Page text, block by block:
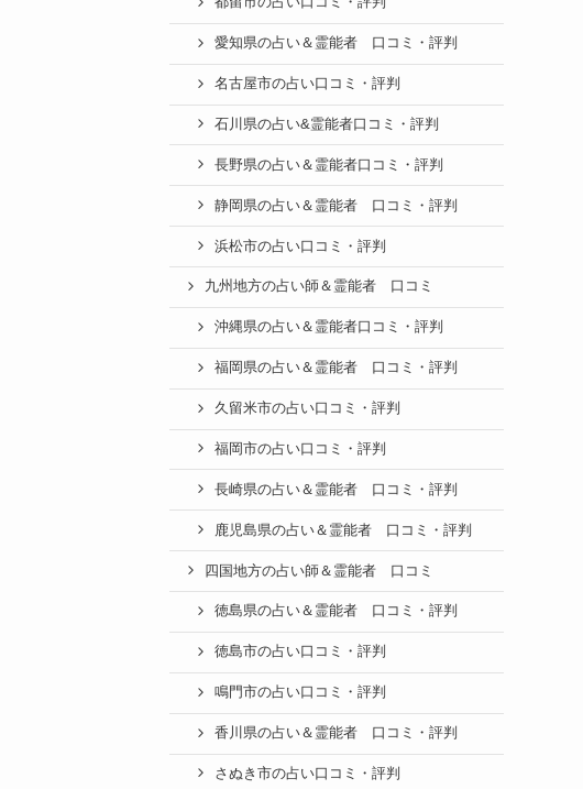
愛知県の占い＆霊能者 口コミ・評判
名古屋市の占い口コミ・評判
石川県の占い&霊能者口コミ・評判
長野県の占い＆霊能者口コミ・評判
静岡県の占い＆霊能者 口コミ・評判
浜松市の占い口コミ・評判
九州地方の占い師＆霊能者 口コミ
沖縄県の占い＆霊能者口コミ・評判
福岡県の占い＆霊能者 口コミ・評判
久留米市の占い口コミ・評判
福岡市の占い口コミ・評判
長崎県の占い＆霊能者 口コミ・評判
鹿児島県の占い＆霊能者 口コミ・評判
四国地方の占い師＆霊能者 口コミ
徳島県の占い＆霊能者 口コミ・評判
徳島市の占い口コミ・評判
鳴門市の占い口コミ・評判
香川県の占い＆霊能者 口コミ・評判
さぬき市の占い口コミ・評判